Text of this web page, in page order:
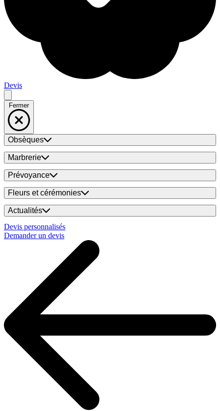
Devis
Fermer
Obsèques
Marbrerie
Prévoyance
Fleurs et cérémonies
Actualités
Devis personnalisés
Demander un devis